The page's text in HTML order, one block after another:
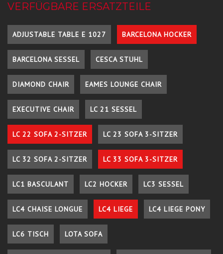
VERFÜGBARE ERSATZTEILE
ADJUSTABLE TABLE E 1027 BARCELONA HOCKER
BARCELONA SESSEL CESCA STUHL
DIAMOND CHAIR EAMES LOUNGE CHAIR
EXECUTIVE CHAIR LC 21 SESSEL
LC 22 SOFA 2-SITZER LC 23 SOFA 3-SITZER
LC 32 SOFA 2-SITZER LC 33 SOFA 3-SITZER
LC1 BASCULANT LC2 HOCKER LC3 SESSEL
LC4 CHAISE LONGUE LC4 LIEGE LC4 LIEGE PONY
LC6 TISCH LOTA SOFA